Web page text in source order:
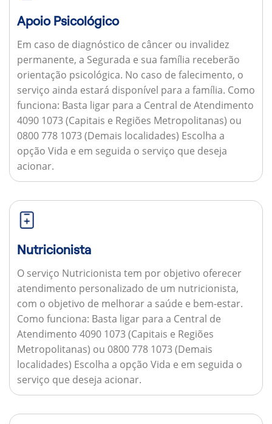
Apoio Psicológico
Em caso de diagnóstico de câncer ou invalidez
permanente, a Segurada e sua família receberão
orientação psicológica. No caso de falecimento, o
serviço ainda estará disponível para a família. Como
funciona: Basta ligar para a Central de Atendimento
4090 1073 (Capitais e Regiões Metropolitanas) ou
0800 778 1073 (Demais localidades) Escolha a
opção Vida e em seguida o serviço que deseja
acionar.
Nutricionista
O serviço Nutricionista tem por objetivo oferecer
atendimento personalizado de um nutricionista,
com o objetivo de melhorar a saúde e bem-estar.
Como funciona: Basta ligar para a Central de
Atendimento 4090 1073 (Capitais e Regiões
Metropolitanas) ou 0800 778 1073 (Demais
localidades) Escolha a opção Vida e em seguida o
serviço que deseja acionar.